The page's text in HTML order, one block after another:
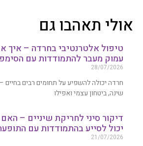
אולי תאהבו גם
טיפול אלטרנטיבי בחרדה – איך
עמוק מעבר להתמודדות עם
28/07/2026
חרדה יכולה להשפיע על תחומים רבים בחיים
שינה, ביטחון עצמי ואפילו
דיקור סיני לחריקת שיניים –
יכול לסייע בהתמודדות עם
21/07/2026